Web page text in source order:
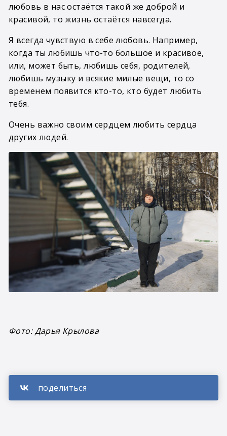
любовь в нас остаётся такой же доброй и
красивой, то жизнь остаётся навсегда.
Я всегда чувствую в себе любовь. Например,
когда ты любишь что-то большое и красивое,
или, может быть, любишь себя, родителей,
любишь музыку и всякие милые вещи, то со
временем появится кто-то, кто будет любить
тебя.
Очень важно своим сердцем любить сердца
других людей.
Фото: Дарья Крылова